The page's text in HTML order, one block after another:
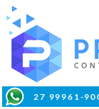
27 99961-